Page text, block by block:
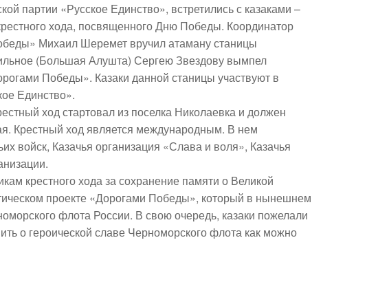
партии «Русское Единство», встретились с казаками –
хода, посвященного Дню Победы. Координатор
Михаил Шеремет вручил атаману станицы
(Большая Алушта) Сергею Звездову вымпел
Победы». Казаки данной станицы участвуют в
Единство».
ход стартовал из поселка Николаевка и должен
Крестный ход является международным. В нем
войск, Казачья организация «Слава и воля», Казачья
крестного хода за сохранение памяти о Великой
проекте «Дорогами Победы», который в нынешнем
флота России. В свою очередь, казаки пожелали
о героической славе Черноморского флота как можно